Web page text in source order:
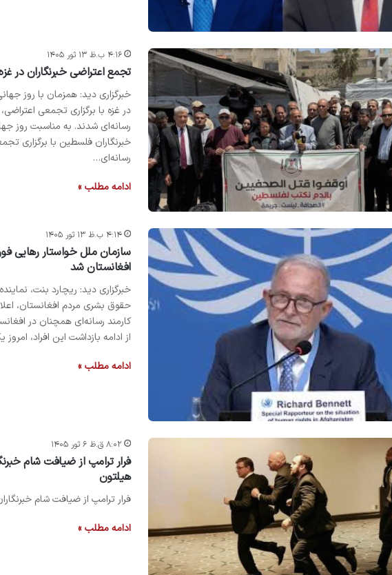
۴:۱۶ ب.ظ ۱۳ ثور ۱۴۰۵
تجمع اعتراضی خبرنگاران در
خبرگزاری دید: همزمان با روز
در غزه با برگزاری تجمعی
رسانه‌ای شدند. به مناسبت روز
خبرنگاران فلسطین با برگزاری
رسانه‌ای…
ادامه مطلب »
۴:۱۴ ب.ظ ۱۳ ثور ۱۴۰۵
سازمان ملل خواستار رهایی
افغانستان شد
خبرگزاری دید: ریچارد بنت،
حقوق بشری مردم افغانستان،
کارمند رسانه‌ای همچنان در
از ادامه بازداشت این افراد، امروز
ادامه مطلب »
۸:۰۲ ق.ظ ۶ ثور ۱۴۰۵
فرار ترامپ از ضیافت شام
هیلتون
فرار ترامپ از ضیافت شام
ادامه مطلب »